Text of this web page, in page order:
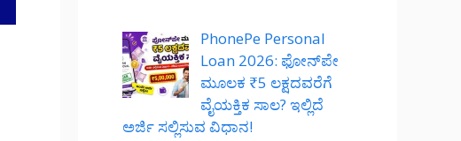
PhonePe Personal
Loan 2026: ಫೋನ್‌ಪೇ
ಮೂಲಕ ₹5 ಲಕ್ಷದವರೆಗೆ
ವೈಯಕ್ತಿಕ ಸಾಲ? ಇಲ್ಲಿದೆ
ಅರ್ಜಿ ಸಲ್ಲಿಸುವ ವಿಧಾನ!